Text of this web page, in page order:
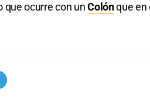
que ocurre con unColónque en